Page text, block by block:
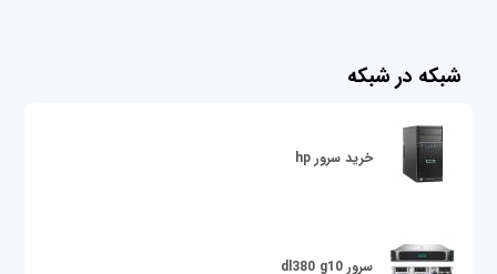
شبکه در شبکه
خرید سرور hp
سرور dl380 g10